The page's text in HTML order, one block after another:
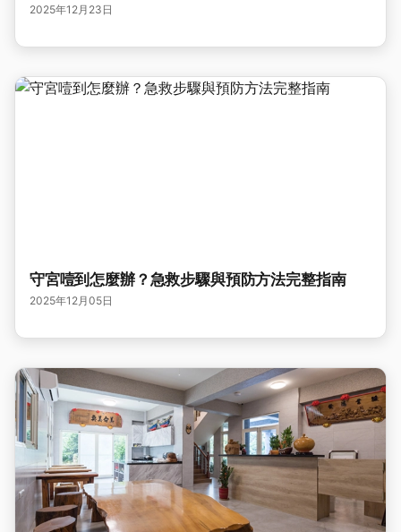
2025年12月23日
守宮噎到怎麼辦？急救步驟與預防方法完整指南
2025年12月05日